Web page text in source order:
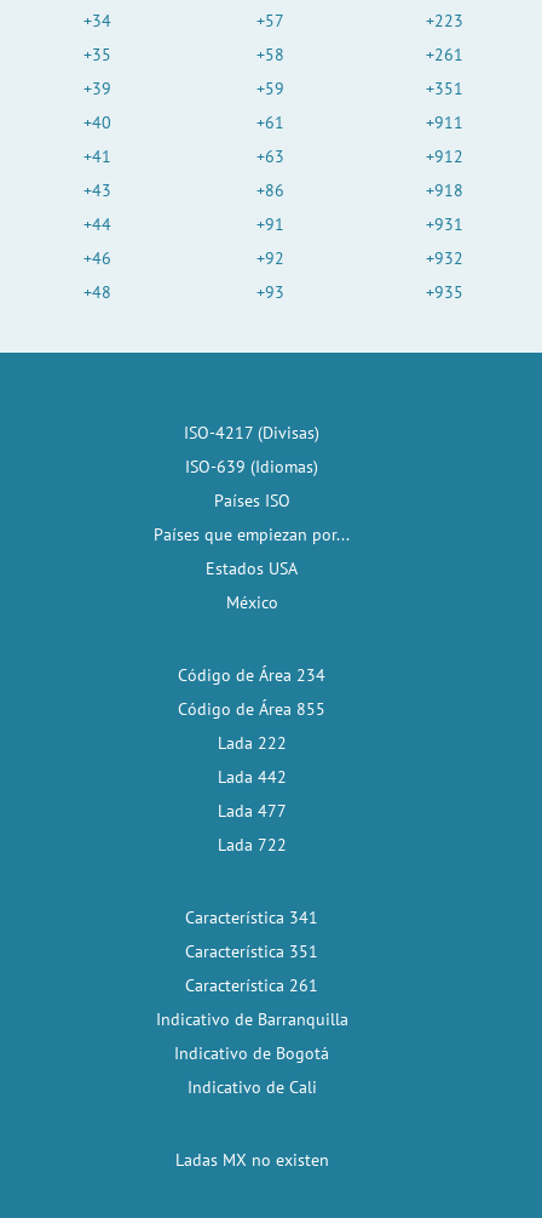
+34
+35
+39
+40
+41
+43
+44
+46
+48
+57
+58
+59
+61
+63
+86
+91
+92
+93
+223
+261
+351
+911
+912
+918
+931
+932
+935
ISO-4217 (Divisas)
ISO-639 (Idiomas)
Países ISO
Países que empiezan por...
Estados USA
México
Código de Área 234
Código de Área 855
Lada 222
Lada 442
Lada 477
Lada 722
Característica 341
Característica 351
Característica 261
Indicativo de Barranquilla
Indicativo de Bogotá
Indicativo de Cali
Ladas MX no existen